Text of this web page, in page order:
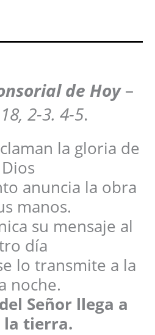
de Hoy –
2-3. 4-5.
la gloria de
Dios
anuncia la obra
manos.
su mensaje al
día
lo transmite a la
noche.
Señor llega a
la tierra.